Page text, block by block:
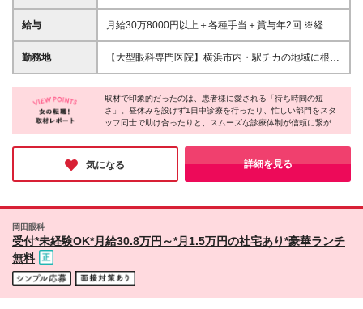
クがある方も歓迎！） ＼たとえばこんな方にピッタ
リ♪／ □接客経験や明るい人柄を活かして人と関わる
好き◎ □未経験から、地域に根差した安定の医療機関
でデビューしたい！ □社宅や無料ランチなど、生活基
給与
月給30万8000円以上＋各種手当＋賞与年2回 ※経験・
能力を考慮の上、決定します。 ※時間外手当は、別途
全額支給します。 ※3ヶ月間の試用期間があります。
勤務地
【大型眼科専門医院】横浜市内・駅チカの地域に根差
したクリニック勤務♪ ■本院（岡田眼科） 横浜市港南
区港南台5-5-22 ■分院（横浜西口眼科） 横浜市神奈
川区鶴屋町2-23-2 TSプラザビル6F ※入社時の配属先
は、内定を出す段階でお伝えいたします ※転居を伴う
転勤はありませんが、ゆくゆくは2院内での異動が発
生する可能性がございます ★月1.5万円で住める社宅
をご用意 港南台本院のクリニックから徒歩10～15分
と通勤に便利な場所に、 月1万5000円で住める借り上
勤務地
取材で印象的だったのは、患者様に愛される「待ち時間の短
さ」。昼休みを設けず1日中診療を行ったり、忙しい部門をスタ
ッフ同士で助け合ったりと、スムーズな診療体制が信頼に繋がっ
ているとのことです。もちろんスタッフはシフト制できっちり休
憩を取れるので安心してください！多角的な事業展開で売上高47
億円を誇る安定基盤と地域からの厚い信頼。このような環境だか
らこそ、社員の方々が安心して長く働けると確信しました。
気になる 詳細を見る
岡田眼科
受付*未経験OK*月給30.8万円～*月1.5万円の社宅あり*豪華ランチ
無料